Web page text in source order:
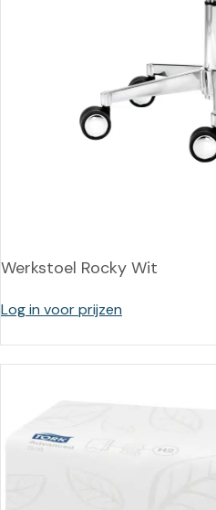
Werkstoel Rocky Wit
Log in voor prijzen